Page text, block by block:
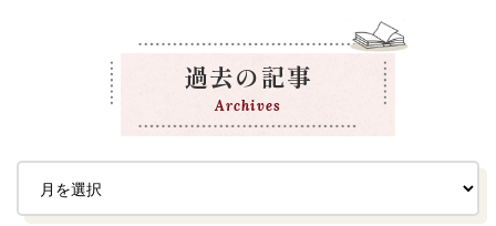
過去の記事
Archives